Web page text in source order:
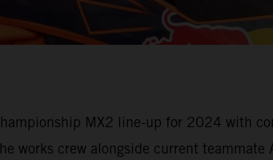
MX2 line-up for 2024 with
works crew alongside current teammate